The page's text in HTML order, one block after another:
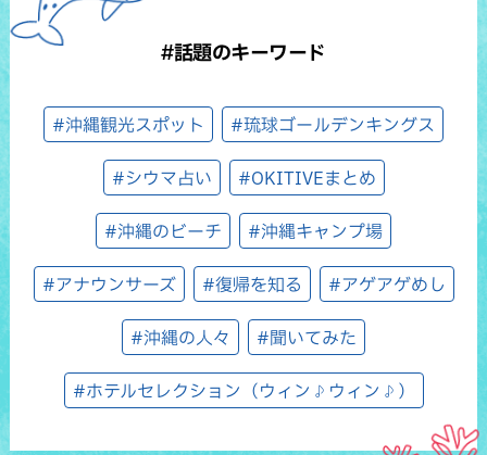
#話題のキーワード
#沖縄観光スポット #琉球ゴールデンキングス
#シウマ占い #OKITIVEまとめ
#沖縄のビーチ #沖縄キャンプ場
#アナウンサーズ #復帰を知る #アゲアゲめし
#沖縄の人々 #聞いてみた
#ホテルセレクション（ウィン♪ウィン♪）